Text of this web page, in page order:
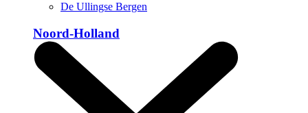
De Ullingse Bergen
Noord-Holland